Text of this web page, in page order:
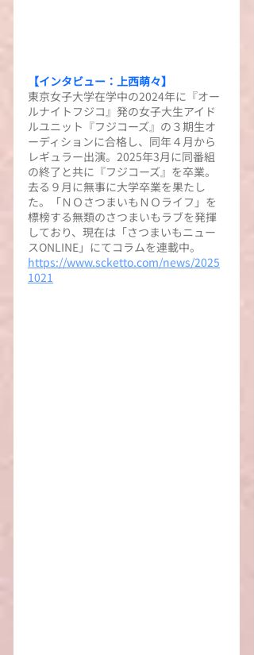
【インタビュー：上西萌々】
東京女子大学在学中の2024年に『オー
ルナイトフジコ』発の女子大生アイド
ルユニット『フジコーズ』の３期生オ
ーディションに合格し、同年４月から
レギュラー出演。2025年3月に同番組
の終了と共に『フジコーズ』を卒業。
去る９月に無事に大学卒業を果たし
た。「ＮＯさつまいもＮＯライフ」を
標榜する無類のさつまいもラブを発揮
しており、現在は「さつまいもニュー
スONLINE」にてコラムを連載中。
https://www.scketto.com/news/2025
1021